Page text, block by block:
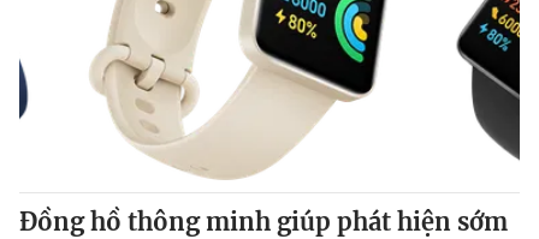
Đồng hồ thông minh giúp phát hiện sớm